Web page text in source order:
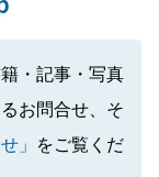
・記事・写真
お問合せ、そ
」
をご覧くだ